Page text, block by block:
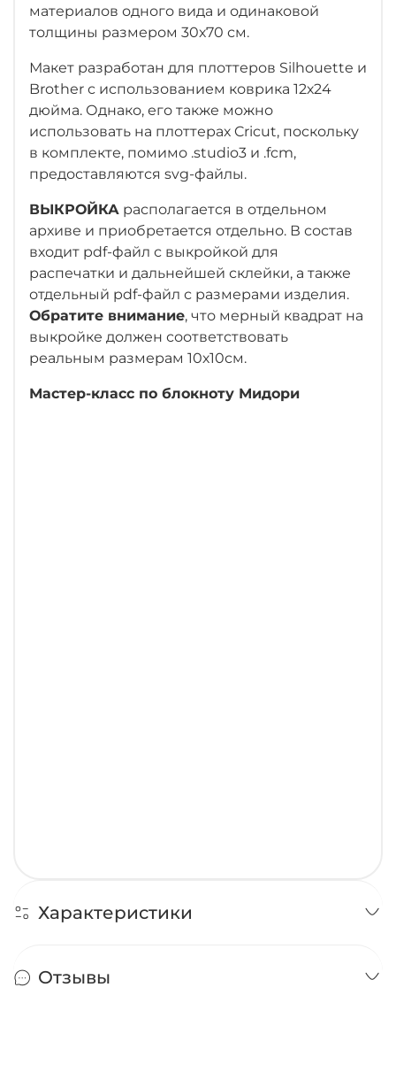
материалов одного вида и одинаковой
толщины размером 30х70 см.
Макет разработан для плоттеров Silhouette и
Brother с использованием коврика 12х24
дюйма. Однако, его также можно
использовать на плоттерах Cricut, поскольку
в комплекте, помимо .studio3 и .fcm,
предоставляются svg-файлы.
ВЫКРОЙКА располагается в отдельном
архиве и приобретается отдельно. В состав
входит pdf-файл с выкройкой для
распечатки и дальнейшей склейки, а также
отдельный pdf-файл с размерами изделия.
Обратите внимание, что мерный квадрат на
выкройке должен соответствовать
реальным размерам 10х10см.
Мастер-класс по блокноту Мидори
Характеристики
Отзывы